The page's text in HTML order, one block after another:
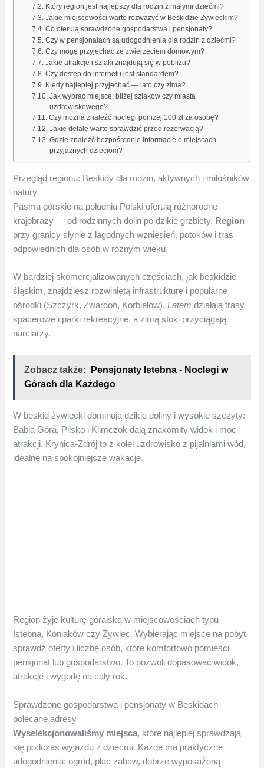
Który region jest najlepszy dla rodzin z małymi dziećmi?
Jakie miejscowości warto rozważyć w Beskidzie Żywieckim?
Co oferują sprawdzone gospodarstwa i pensjonaty?
Czy w pensjonatach są udogodnienia dla rodzin z dziećmi?
Czy mogę przyjechać ze zwierzęciem domowym?
Jakie atrakcje i szlaki znajdują się w pobliżu?
Czy dostęp do internetu jest standardem?
Kiedy najlepiej przyjechać — lato czy zima?
Jak wybrać miejsce: bliżej szlaków czy miasta
uzdrowiskowego?
Czy można znaleźć noclegi poniżej 100 zł za osobę?
Jakie detale warto sprawdzić przed rezerwacją?
Gdzie znaleźć bezpośrednie informacje o miejscach
przyjaznych dzieciom?
Przegląd regionu: Beskidy dla rodzin, aktywnych i miłośników
natury
Pasma górskie na południu Polski oferują różnorodne
krajobrazy — od rodzinnych dolin po dzikie grzbiety. Region
przy granicy słynie z łagodnych wzniesień, potoków i tras
odpowiednich dla osób w różnym wieku.
W bardziej skomercjalizowanych częściach, jak beskidzie
śląskim, znajdziesz rozwiniętą infrastrukturę i popularne
ośrodki (Szczyrk, Zwardoń, Korbielów).Latem działają trasy
spacerowe i parki rekreacyjne, a zimą stoki przyciągają
narciarzy.
Zobacz także:
Pensjonaty Istebna - Noclegi w
Górach dla Każdego
W beskid żywiecki dominują dzikie doliny i wysokie szczyty:
Babia Góra, Pilsko i Klimczok dają znakomity widok i moc
atrakcji. Krynica-Zdrój to z kolei uzdrowisko z pijalniami wód,
idealne na spokojniejsze wakacje.
Region żyje kulturę góralską w miejscowościach typu
Istebna, Koniaków czy Żywiec. Wybierając miejsce na pobyt,
sprawdź oferty i liczbę osób, które komfortowo pomieści
pensjonat lub gospodarstwo. To pozwoli dopasować widok,
atrakcje i wygodę na cały rok.
Sprawdzone gospodarstwa i pensjonaty w Beskidach –
polecane adresy
Wyselekcjonowaliśmy miejsca, które najlepiej sprawdzają
się podczas wyjazdu z dziećmi. Każde ma praktyczne
udogodnienia: ogród, plac zabaw, dobrze wyposażoną